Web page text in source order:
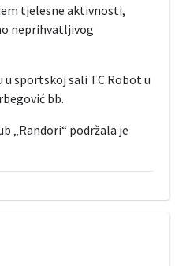
tjelesne aktivnosti,
neprihvatljivog
sportskoj sali TC Robot u
bb.
„Randori“ podržala je